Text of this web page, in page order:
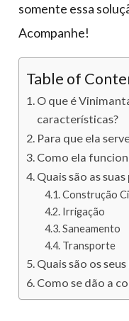
somente essa
Acompanhe!
Table of
O que é
características?
Para que ela
Como ela
Quais são as
Construção
Irrigação
Saneamento
Transporte
Quais são os
Como se dão a